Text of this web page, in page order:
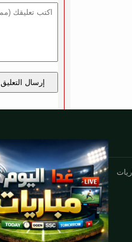
إرسال التعليق